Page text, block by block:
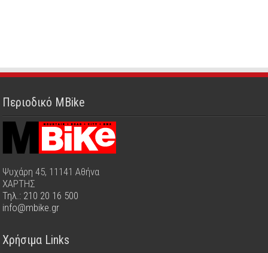
Περιοδικό MBike
Ψυχάρη 45, 11141 Αθήνα
ΧΑΡΤΗΣ
Τηλ.: 210 20 16 500
info@mbike.gr
Χρήσιμα Links